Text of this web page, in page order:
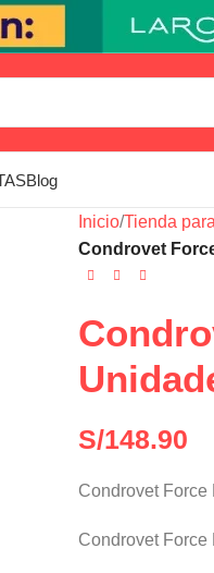
Blog
Inicio/Tienda
Condrovet
S/148.90
Condrovet Force
Condrovet Force